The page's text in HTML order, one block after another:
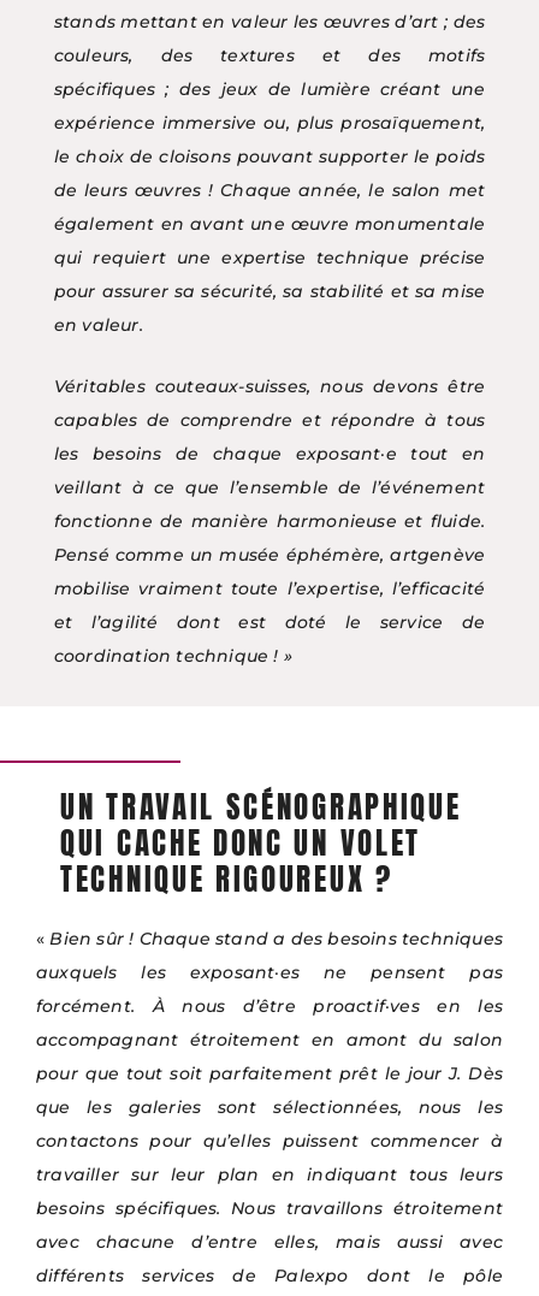
stands mettant en valeur les œuvres d’art ; des
couleurs, des textures et des motifs
spécifiques ; des jeux de lumière créant une
expérience immersive ou, plus prosaïquement,
le choix de cloisons pouvant supporter le poids
de leurs œuvres ! Chaque année, le salon met
également en avant une œuvre monumentale
qui requiert une expertise technique précise
pour assurer sa sécurité, sa stabilité et sa mise
en valeur.
Véritables couteaux-suisses, nous devons être
capables de comprendre et répondre à tous
les besoins de chaque exposant·e tout en
veillant à ce que l’ensemble de l’événement
fonctionne de manière harmonieuse et fluide.
Pensé comme un musée éphémère, artgenève
mobilise vraiment toute l’expertise, l’efficacité
et l’agilité dont est doté le service de
coordination technique ! »
UN TRAVAIL SCÉNOGRAPHIQUE
QUI CACHE DONC UN VOLET
TECHNIQUE RIGOUREUX ?
«Bien sûr ! Chaque stand a des besoins techniques
auxquels les exposant·es ne pensent pas
forcément. À nous d’être proactif·ves en les
accompagnant étroitement en amont du salon
pour que tout soit parfaitement prêt le jour J. Dès
que les galeries sont sélectionnées, nous les
contactons pour qu’elles puissent commencer à
travailler sur leur plan en indiquant tous leurs
besoins spécifiques. Nous travaillons étroitement
avec chacune d’entre elles, mais aussi avec
différents services de Palexpo dont le pôle